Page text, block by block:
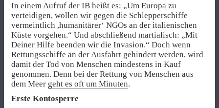
In einem Aufruf der IB heißt es: „Um Europa zu
verteidigen, wollen wir gegen die Schlepperschiffe
vermeintlich ,humanitärer‘ NGOs an der italienischen
Küste vorgehen.“ Und abschließend martialisch: „Mit
Deiner Hilfe beenden wir die Invasion.“ Doch wenn
Rettungsschiffe an der Ausfahrt gehindert werden, wird
damit der Tod von Menschen mindestens in Kauf
genommen. Denn bei der Rettung von Menschen aus
dem Meer geht es oft um Minuten.
Erste Kontosperre